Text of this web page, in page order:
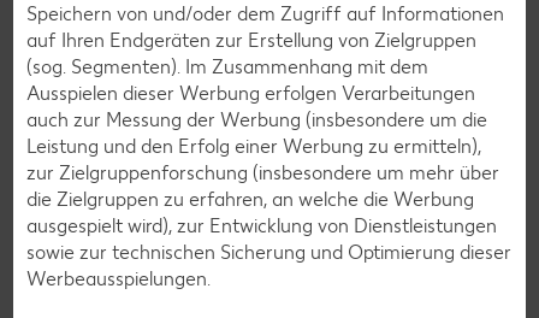
Salat-Rezepte
Spargel-Rezepte
Fleisch-Rezepte
Fisch-Rezepte
Geflügel-Rezepte
Lamm-Rezepte
Grill-Rezepte
Speichern von und/oder dem Zugriff auf Informationen
auf Ihren Endgeräten zur Erstellung von Zielgruppen
(sog. Segmenten). Im Zusammenhang mit dem
Ausspielen dieser Werbung erfolgen Verarbeitungen
auch zur Messung der Werbung (insbesondere um die
Leistung und den Erfolg einer Werbung zu ermitteln),
zur Zielgruppenforschung (insbesondere um mehr über
die Zielgruppen zu erfahren, an welche die Werbung
ausgespielt wird), zur Entwicklung von Dienstleistungen
sowie zur technischen Sicherung und Optimierung dieser
Werbeausspielungen.